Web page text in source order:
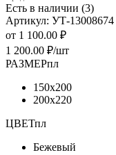
Есть в наличии (3)
Артикул: УТ-13008674
от 1 100.00 ₽
1 200.00 ₽/шт
РАЗМЕРпл
150х200
200х220
ЦВЕТпл
Бежевый